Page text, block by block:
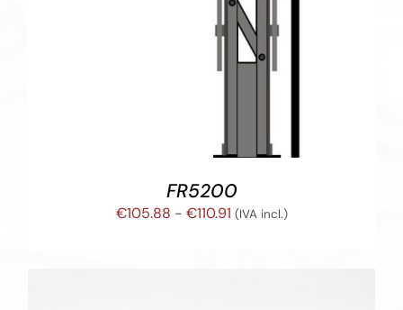
FR5200
€105.88 - €110.91Rango
(IVA incl.)